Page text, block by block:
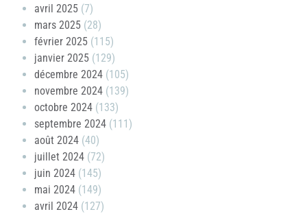
avril 2025 (7)
mars 2025 (28)
février 2025 (115)
janvier 2025 (129)
décembre 2024 (105)
novembre 2024 (139)
octobre 2024 (133)
septembre 2024 (111)
août 2024 (40)
juillet 2024 (72)
juin 2024 (145)
mai 2024 (149)
avril 2024 (127)